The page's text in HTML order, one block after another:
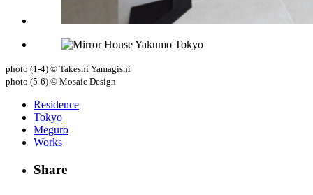
photo (1-4) © Takeshi Yamagishi
photo (5-6) © Mosaic Design
Residence
Tokyo
Meguro
Works
Share